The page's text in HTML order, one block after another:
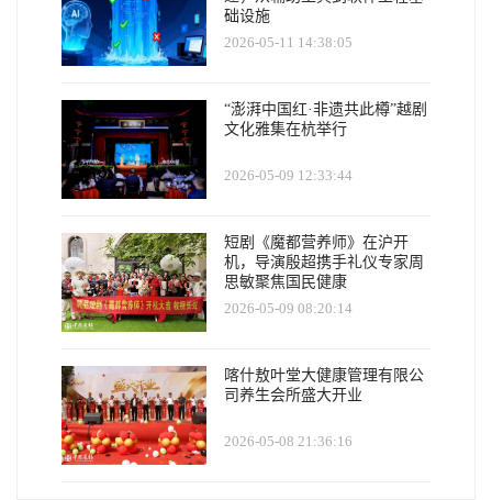
础设施
2026-05-11 14:38:05
“澎湃中国红·非遗共此樽”越剧
文化雅集在杭举行
2026-05-09 12:33:44
短剧《魔都营养师》在沪开
机，导演殷超携手礼仪专家周
思敏聚焦国民健康
2026-05-09 08:20:14
喀什敖叶堂大健康管理有限公
司养生会所盛大开业
2026-05-08 21:36:16